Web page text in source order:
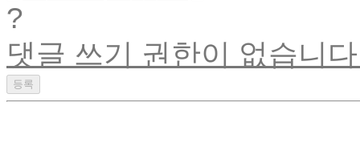
?
댓글 쓰기 권한이 없습니